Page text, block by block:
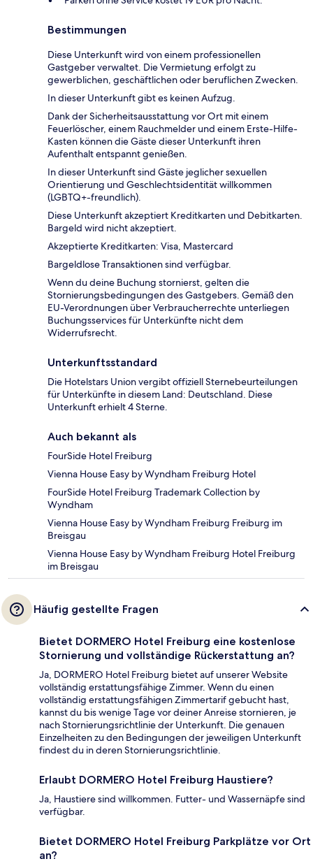
Bestimmungen
Diese Unterkunft wird von einem professionellen
Gastgeber verwaltet. Die Vermietung erfolgt zu
gewerblichen, geschäftlichen oder beruflichen Zwecken.
In dieser Unterkunft gibt es keinen Aufzug.
Dank der Sicherheitsausstattung vor Ort mit einem
Feuerlöscher, einem Rauchmelder und einem Erste-Hilfe-
Kasten können die Gäste dieser Unterkunft ihren
Aufenthalt entspannt genießen.
In dieser Unterkunft sind Gäste jeglicher sexuellen
Orientierung und Geschlechtsidentität willkommen
(LGBTQ+-freundlich).
Diese Unterkunft akzeptiert Kreditkarten und Debitkarten.
Bargeld wird nicht akzeptiert.
Akzeptierte Kreditkarten: Visa, Mastercard
Bargeldlose Transaktionen sind verfügbar.
Wenn du deine Buchung stornierst, gelten die
Stornierungsbedingungen des Gastgebers. Gemäß den
EU-Verordnungen über Verbraucherrechte unterliegen
Buchungsservices für Unterkünfte nicht dem
Widerrufsrecht.
Unterkunftsstandard
Die Hotelstars Union vergibt offiziell Sternebeurteilungen
für Unterkünfte in diesem Land: Deutschland. Diese
Unterkunft erhielt 4 Sterne.
Auch bekannt als
FourSide Hotel Freiburg
Vienna House Easy by Wyndham Freiburg Hotel
FourSide Hotel Freiburg Trademark Collection by
Wyndham
Vienna House Easy by Wyndham Freiburg Freiburg im
Breisgau
Vienna House Easy by Wyndham Freiburg Hotel Freiburg
im Breisgau
Häufig gestellte Fragen
Bietet DORMERO Hotel Freiburg eine kostenlose
Stornierung und vollständige Rückerstattung an?
Ja, DORMERO Hotel Freiburg bietet auf unserer Website
vollständig erstattungsfähige Zimmer. Wenn du einen
vollständig erstattungsfähigen Zimmertarif gebucht hast,
kannst du bis wenige Tage vor deiner Anreise stornieren, je
nach Stornierungsrichtlinie der Unterkunft. Die genauen
Einzelheiten zu den Bedingungen der jeweiligen Unterkunft
findest du in deren Stornierungsrichtlinie.
Erlaubt DORMERO Hotel Freiburg Haustiere?
Ja, Haustiere sind willkommen. Futter- und Wassernäpfe sind
verfügbar.
Bietet DORMERO Hotel Freiburg Parkplätze vor Ort
an?